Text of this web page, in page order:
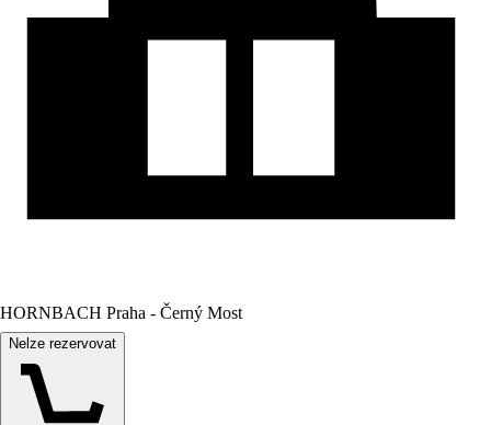
HORNBACH Praha - Černý Most
Nelze rezervovat